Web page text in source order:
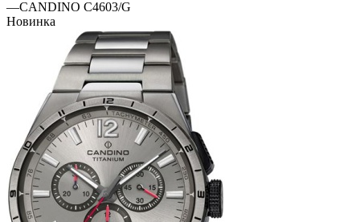
—CANDINO C4603/G
Новинка